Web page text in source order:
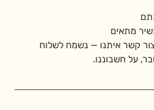
מתאים
קשר איתנו — נשמח לשלוח
על חשבוננו.